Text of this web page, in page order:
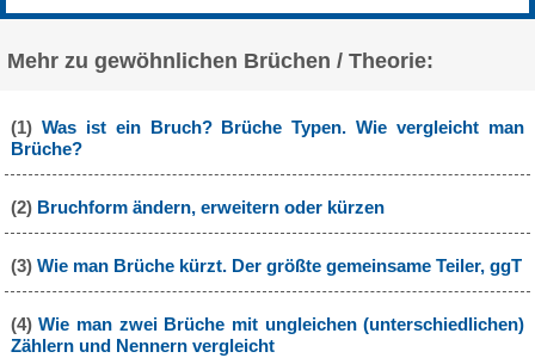
Mehr zu gewöhnlichen Brüchen / Theorie:
(1) Was ist ein Bruch? Brüche Typen. Wie vergleicht man
Brüche?
(2) Bruchform ändern, erweitern oder kürzen
(3) Wie man Brüche kürzt. Der größte gemeinsame Teiler, ggT
(4)Wie man zwei Brüche mit ungleichen (unterschiedlichen)
Zählern und Nennern vergleicht